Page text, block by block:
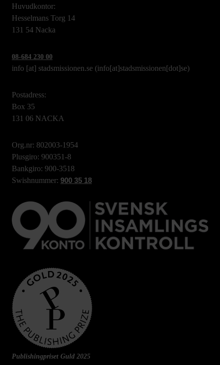
Huvudkontor:
Hesselmans Torg 14
131 54 Nacka
08-684 230 00
info [at] stadsmissionen.se (info[at]stadsmissionen[dot]se)
Postadress:
Box 35
131 06 NACKA
Org.nr: 802003-1954
Plusgiro: 900351-8
Bankgiro: 900-3518
Swishnummer: 900 35 18
Publishingpriset Guld 2025